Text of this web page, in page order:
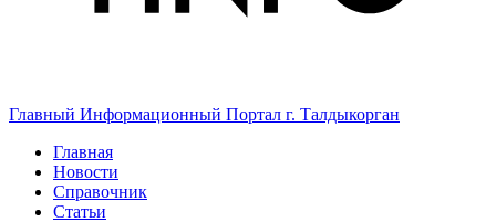
Главный Информационный Портал г. Талдыкорган
Главная
Новости
Справочник
Статьи